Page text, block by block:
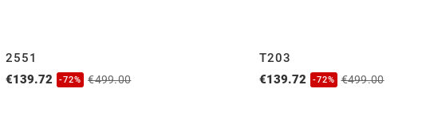
2551
€139.72
-72% €499.00
T203
€139.72
-72% €499.00